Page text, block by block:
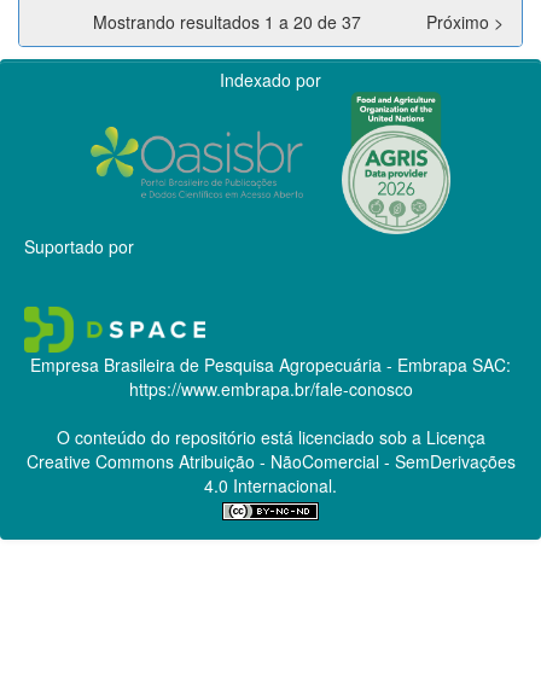
Mostrando resultados 1 a 20 de 37
Próximo >
Indexado por
Suportado por
Empresa Brasileira de Pesquisa Agropecuária - Embrapa SAC:
https://www.embrapa.br/fale-conosco
O conteúdo do repositório está licenciado sob a Licença
Creative CommonsAtribuição - NãoComercial - SemDerivações
4.0 Internacional.